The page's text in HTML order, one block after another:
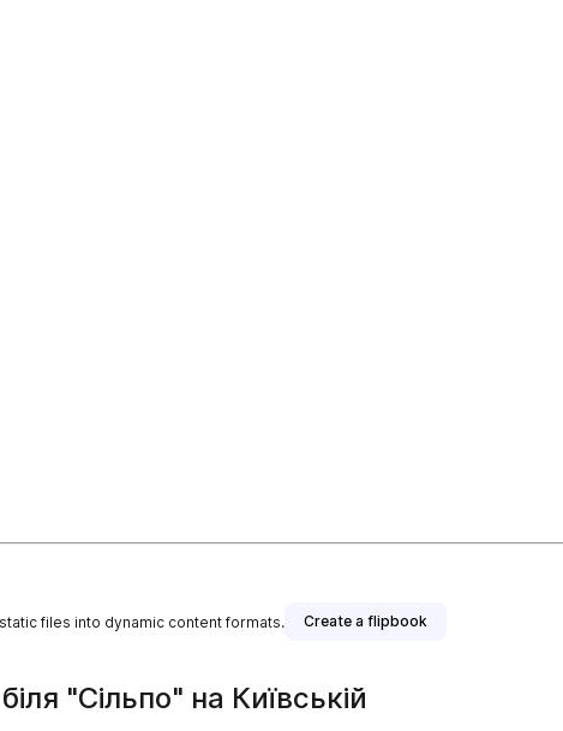
files into dynamic content formats. Create a flipbook
"Сільпо" на Київській